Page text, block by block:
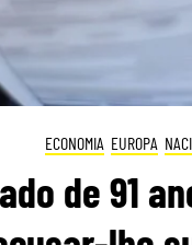
ECONOMIA EUROPA
de 91